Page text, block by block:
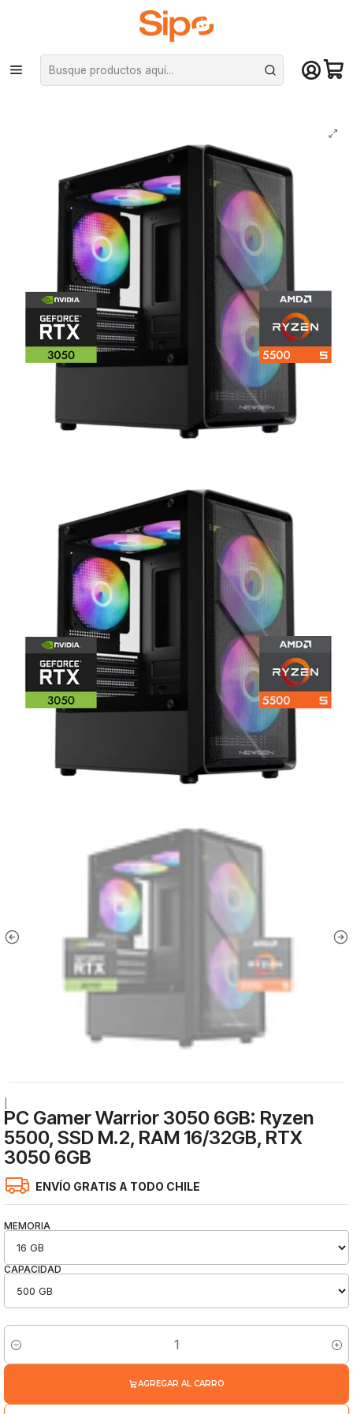
¡Compra hasta mediodía y recibe hoy! De lunes a sábado en el gran
Santiago. Envío gratis desde $29.990
Inicio Pc Armadas Pc Entusiasta
PC Gamer Warrior 3050 6GB: Ryzen 5500, SSD M.2, RAM 16/32GB, RTX
3050 6GB
PC Gamer Warrior 3050 6GB: Ryzen
5500, SSD M.2, RAM 16/32GB, RTX
3050 6GB
ENVÍO GRATIS A TODO CHILE
MEMORIA
CAPACIDAD
Cantidad
AGREGAR AL CARRO